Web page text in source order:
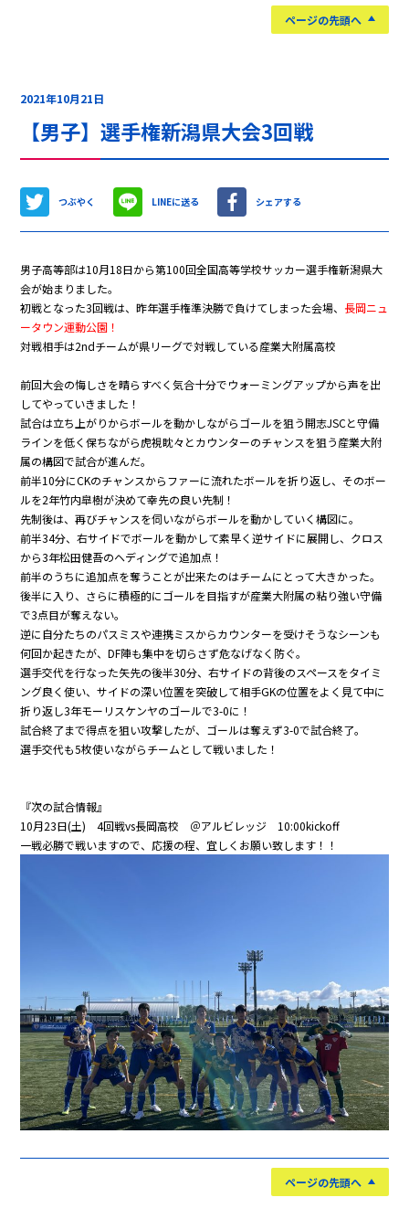
ページの先頭へ
2021年10月21日
【男子】選手権新潟県大会3回戦
つぶやく LINEに送る シェアする
男子高等部は10月18日から第100回全国高等学校サッカー選手権新潟県大
会が始まりました。
初戦となった3回戦は、昨年選手権準決勝で負けてしまった会場、 長岡ニュ
ータウン運動公園！
対戦相手は2ndチームが県リーグで対戦している産業大附属高校
前回大会の悔しさを晴らすべく気合十分でウォーミングアップから声を出
してやっていきました！
試合は立ち上がりからボールを動かしながらゴールを狙う開志JSCと守備
ラインを低く保ちながら虎視眈々とカウンターのチャンスを狙う産業大附
属の構図で試合が進んだ。
前半10分にCKのチャンスからファーに流れたボールを折り返し、そのボー
ルを2年竹内皐樹が決めて幸先の良い先制！
先制後は、再びチャンスを伺いながらボールを動かしていく構図に。
前半34分、右サイドでボールを動かして素早く逆サイドに展開し、クロス
から3年松田健吾のヘディングで追加点！
前半のうちに追加点を奪うことが出来たのはチームにとって大きかった。
後半に入り、さらに積極的にゴールを目指すが産業大附属の粘り強い守備
で3点目が奪えない。
逆に自分たちのパスミスや連携ミスからカウンターを受けそうなシーンも
何回か起きたが、DF陣も集中を切らさず危なげなく防ぐ。
選手交代を行なった矢先の後半30分、右サイドの背後のスペースをタイミ
ング良く使い、サイドの深い位置を突破して相手GKの位置をよく見て中に
折り返し3年モーリスケンヤのゴールで3-0に！
試合終了まで得点を狙い攻撃したが、ゴールは奪えず3-0で試合終了。
選手交代も5枚使いながらチームとして戦いました！
『次の試合情報』
10月23日(土) 4回戦vs長岡高校 ＠アルビレッジ 10:00kickoff
一戦必勝で戦いますので、応援の程、宜しくお願い致します！！
ページの先頭へ